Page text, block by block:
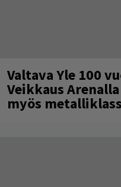
Valtava Yle 100
Veikkaus
myös